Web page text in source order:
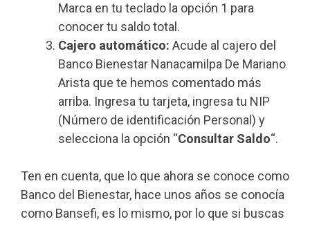
Marca en tu teclado la opción 1 para
conocer tu saldo total.
Cajero automático: Acude al cajero del
Banco Bienestar Nanacamilpa De Mariano
Arista que te hemos comentado más
arriba. Ingresa tu tarjeta, ingresa tu NIP
(Número de identificación Personal) y
selecciona la opción “Consultar Saldo“.
Ten en cuenta, que lo que ahora se conoce como
Banco del Bienestar, hace unos años se conocía
como Bansefi, es lo mismo, por lo que si buscas